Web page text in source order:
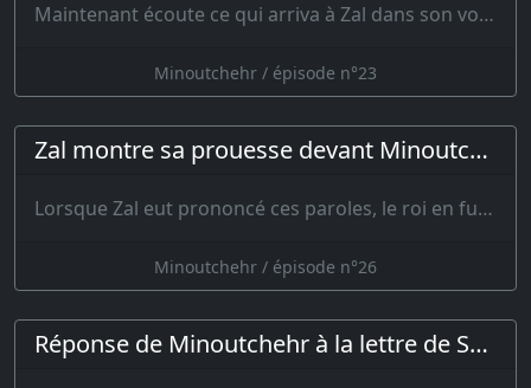
Maintenant écoute ce qui arriva à Zal dans son voyage à la cour de Minoutchehr…
Minoutchehr / épisode n°23
Zal montre sa prouesse devant Minoutchehr
Lorsque Zal eut prononcé ces paroles, le roi en fut ravi dans son cœur. Toute…
Minoutchehr / épisode n°26
Réponse de Minoutchehr à la lettre de Sam